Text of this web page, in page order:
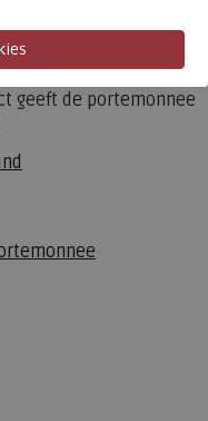
is
voor dit type
geeft de portemonnee